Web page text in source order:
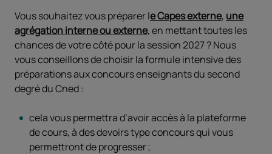
Vous souhaitez vous préparer le Capes externe, une
agrégation interne ou externe, en mettant toutes les
chances de votre côté pour la session 2027 ? Nous
vous conseillons de choisir la formule intensive des
préparations aux concours enseignants du second
degré du Cned :
cela vous permettra d’avoir accès à la plateforme
de cours, à des devoirs type concours qui vous
permettront de progresser ;